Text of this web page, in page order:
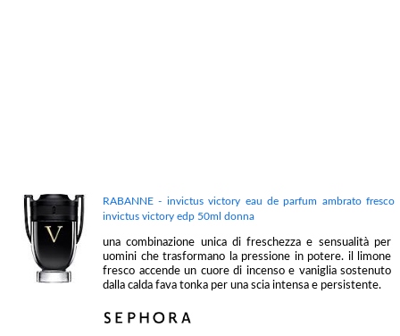
RABANNE - invictus victory eau de parfum ambrato fresco
invictus victory edp 50ml donna
una combinazione unica di freschezza e sensualità per
uomini che trasformano la pressione in potere. il limone
fresco accende un cuore di incenso e vaniglia sostenuto
dalla calda fava tonka per una scia intensa e persistente.